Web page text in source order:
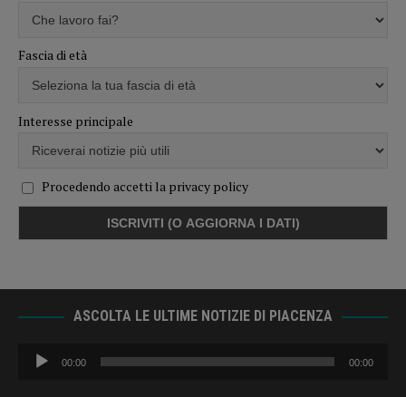
Fascia di età
Interesse principale
Procedendo accetti la privacy policy
ASCOLTA LE ULTIME NOTIZIE DI PIACENZA
Audio
Player
00:00 00:00